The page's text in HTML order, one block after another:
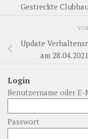
Gestreckte
Update
am
Login
Benutzername oder E-
Passwort